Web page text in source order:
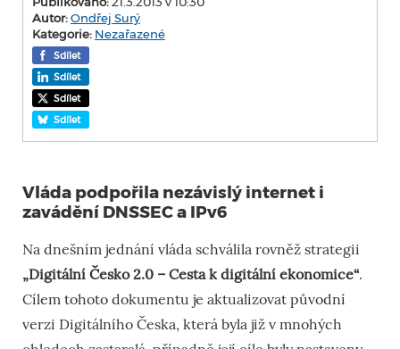
Autor:Ondřej Surý
Kategorie: Nezařazené
Sdílet
Sdílet
Sdílet
Sdílet
Vláda podpořila nezávislý internet i
zavádění DNSSEC a IPv6
Na dnešním jednání vláda schválila rovněž strategii
„Digitální Česko 2.0 – Cesta k digitální ekonomice“.
Cílem tohoto dokumentu je aktualizovat původní
verzi Digitálního Česka, která byla již v mnohých